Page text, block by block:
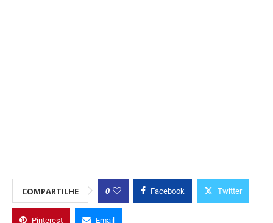
COMPARTILHE 0 Facebook Twitter
Pinterest Email